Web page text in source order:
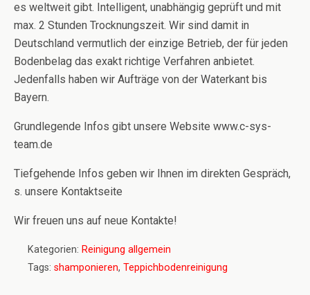
es weltweit gibt. Intelligent, unabhängig geprüft und mit
max. 2 Stunden Trocknungszeit. Wir sind damit in
Deutschland vermutlich der einzige Betrieb, der für jeden
Bodenbelag das exakt richtige Verfahren anbietet.
Jedenfalls haben wir Aufträge von der Waterkant bis
Bayern.
Grundlegende Infos gibt unsere Website www.c-sys-
team.de
Tiefgehende Infos geben wir Ihnen im direkten Gespräch,
s. unsere Kontaktseite
Wir freuen uns auf neue Kontakte!
Kategorien: Reinigung allgemein
Tags: shamponieren, Teppichbodenreinigung